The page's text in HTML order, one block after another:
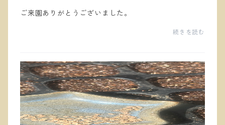
ご来園ありがとうございました。
続きを読む